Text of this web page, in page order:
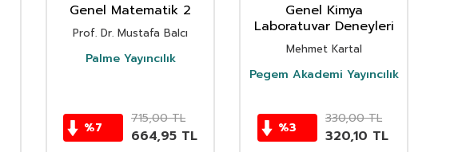
Genel Matematik 2
Prof. Dr. Mustafa Balcı
Palme Yayıncılık
%7
715,00TL
664,95 TL
Genel Kimya
Laboratuvar Deneyleri
Mehmet Kartal
Pegem Akademi Yayıncılık
%3
330,00TL
320,10 TL